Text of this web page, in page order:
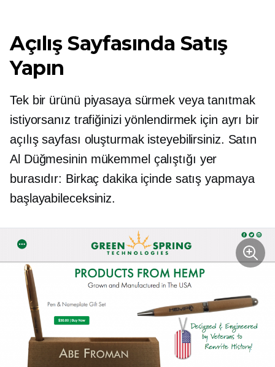
Açılış Sayfasında Satış
Yapın
Tek bir ürünü piyasaya sürmek veya tanıtmak
istiyorsanız trafiğinizi yönlendirmek için ayrı bir
açılış sayfası oluşturmak isteyebilirsiniz. Satın
Al Düğmesinin mükemmel çalıştığı yer
burasıdır: Birkaç dakika içinde satış yapmaya
başlayabileceksiniz.